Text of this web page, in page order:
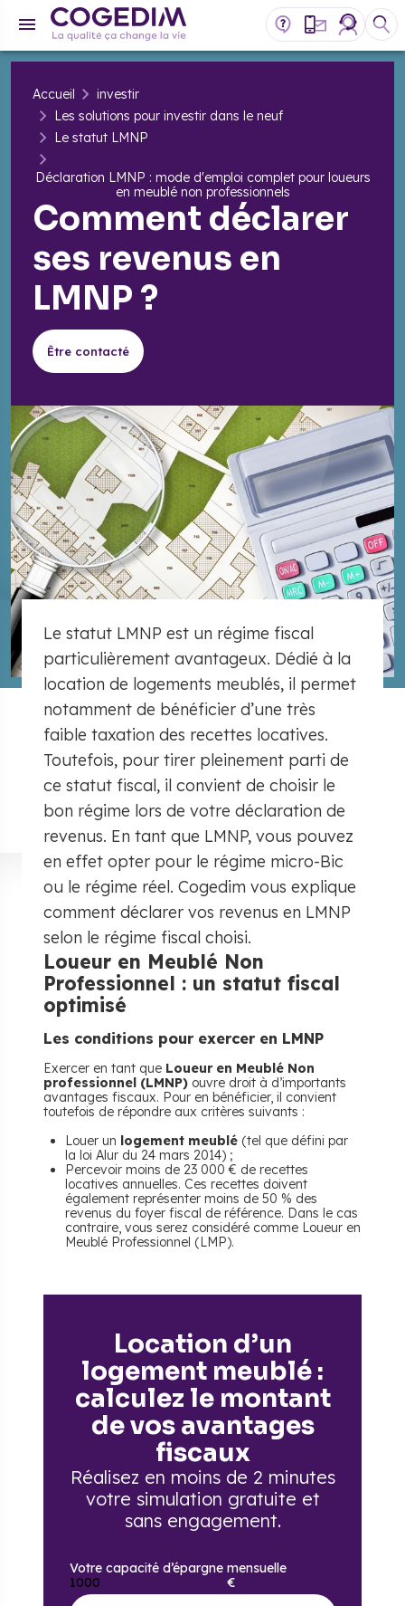
Accueil
investir
Les solutions pour investir dans le neuf
Le statut LMNP
​Déclaration LMNP : mode d'emploi complet pour loueurs
en meublé non professionnels
Comment déclarer
ses revenus en
LMNP ?
Être contacté
Le statut LMNP est un régime fiscal
particulièrement avantageux. Dédié à la
location de logements meublés, il permet
notamment de bénéficier d’une très
faible taxation des recettes locatives.
Toutefois, pour tirer pleinement parti de
ce statut fiscal, il convient de choisir le
bon régime lors de votre déclaration de
revenus. En tant que LMNP, vous pouvez
en effet opter pour le régime micro-Bic
ou le régime réel. Cogedim vous explique
comment déclarer vos revenus en LMNP
selon le régime fiscal choisi.
Loueur en Meublé Non
Professionnel : un statut fiscal
optimisé
Les conditions pour exercer en LMNP
Exercer en tant que Loueur en Meublé Non
professionnel (LMNP) ouvre droit à d’importants
avantages fiscaux. Pour en bénéficier, il convient
toutefois de répondre aux critères suivants :
Louer un logement meublé (tel que défini par
la loi Alur du 24 mars 2014) ;
Percevoir moins de 23 000 € de recettes
locatives annuelles. Ces recettes doivent
également représenter moins de 50 % des
revenus du foyer fiscal de référence. Dans le cas
contraire, vous serez considéré comme Loueur en
Meublé Professionnel (LMP).
Location d’un
logement meublé :
calculez le montant
de vos avantages
fiscaux
Réalisez en moins de 2 minutes
votre simulation gratuite et
sans engagement.
Votre capacité d’épargne mensuelle
€